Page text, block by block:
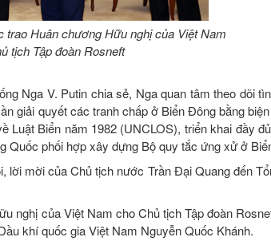
trao Huân chương Hữu nghị của Việt Nam
tịch Tập đoàn Rosneft
Nga V. Putin chia sẻ, Nga quan tâm theo dõi
giải quyết các tranh chấp ở Biển Đông bằng
Biển năm 1982 (UNCLOS), triển khai đầy
phối hợp xây dựng Bộ quy tắc ứng xử ở
mời của Chủ tịch nước Trần Đại Quang đến
nghị của Việt Nam cho Chủ tịch Tập đoàn
khí quốc gia Việt Nam Nguyễn Quốc Khánh.